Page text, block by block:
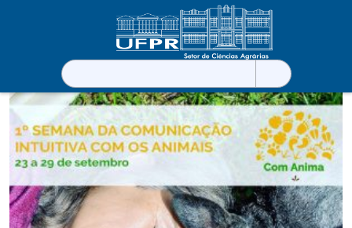
Pesquisar
por: